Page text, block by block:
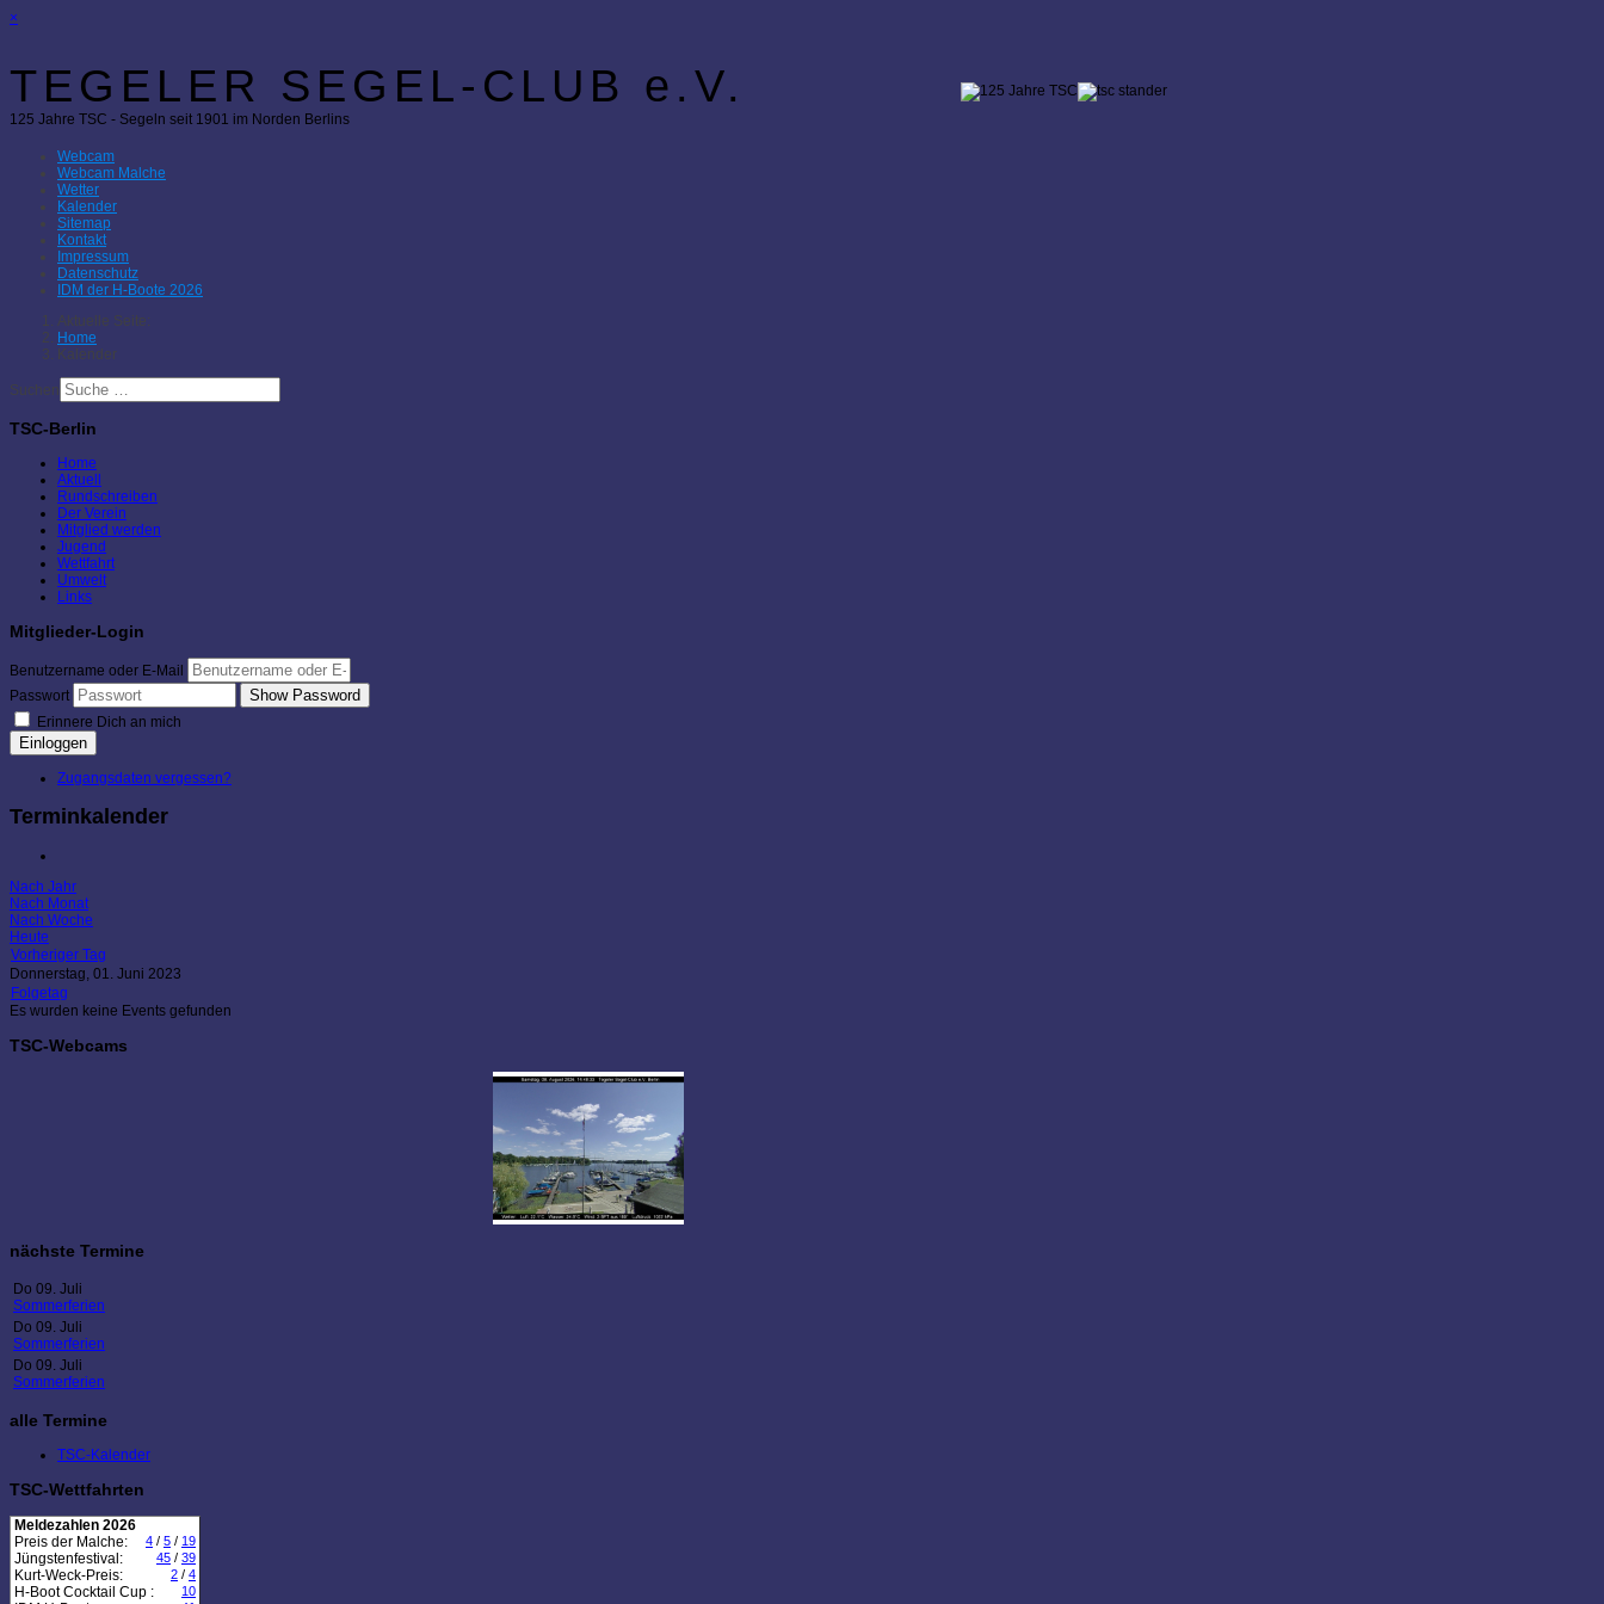
×
TEGELER SEGEL-CLUB e.V.
125 Jahre TSC - Segeln seit 1901 im Norden Berlins
Webcam
Webcam Malche
Wetter
Kalender
Sitemap
Kontakt
Impressum
Datenschutz
IDM der H-Boote 2026
Aktuelle Seite:
Home
Kalender
Suchen
TSC-Berlin
Home
Aktuell
Rundschreiben
Der Verein
Mitglied werden
Jugend
Wettfahrt
Umwelt
Links
Mitglieder-Login
Benutzername oder E-Mail
Passwort
Show Password
Erinnere Dich an mich
Einloggen
Zugangsdaten vergessen?
Terminkalender
Nach Jahr
Nach Monat
Nach Woche
Heute
Vorheriger Tag
Donnerstag, 01. Juni 2023
Folgetag
Es wurden keine Events gefunden
TSC-Webcams
nächste Termine
Do 09. Juli
Sommerferien
Do 09. Juli
Sommerferien
Do 09. Juli
Sommerferien
alle Termine
TSC-Kalender
TSC-Wettfahrten
Meldezahlen 2026
Preis der Malche:
4 / 5 / 19
Jüngstenfestival: 45 / 39
Kurt-Weck-Preis: 2 / 4
H-Boot Cocktail Cup : 10